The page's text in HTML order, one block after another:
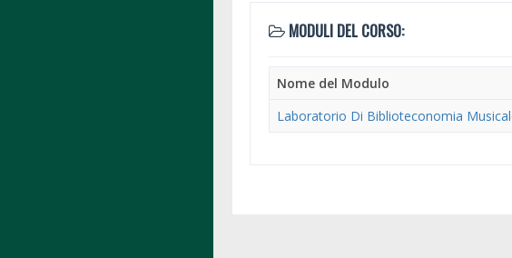
MODULI DEL CORSO:
Nome del Modulo
Laboratorio Di Biblioteconomia